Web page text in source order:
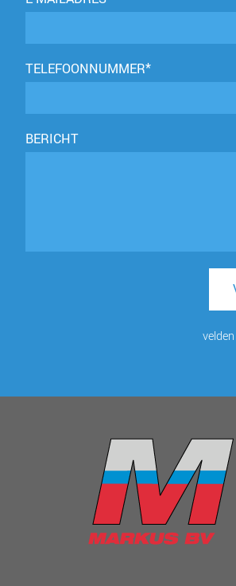
TELEFOONNUMMER*
BERICHT